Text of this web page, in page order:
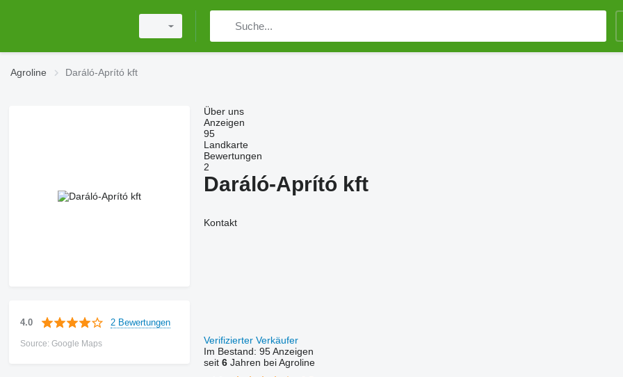
Agroline Daráló-Aprító kft
4.0 2 Bewertungen
Source: Google Maps
Über uns
Anzeigen
95
Landkarte
Bewertungen
2
Daráló-Aprító kft
Kontakt
Verifizierter Verkäufer
Im Bestand: 95 Anzeigen
seit 6Jahren bei Agroline